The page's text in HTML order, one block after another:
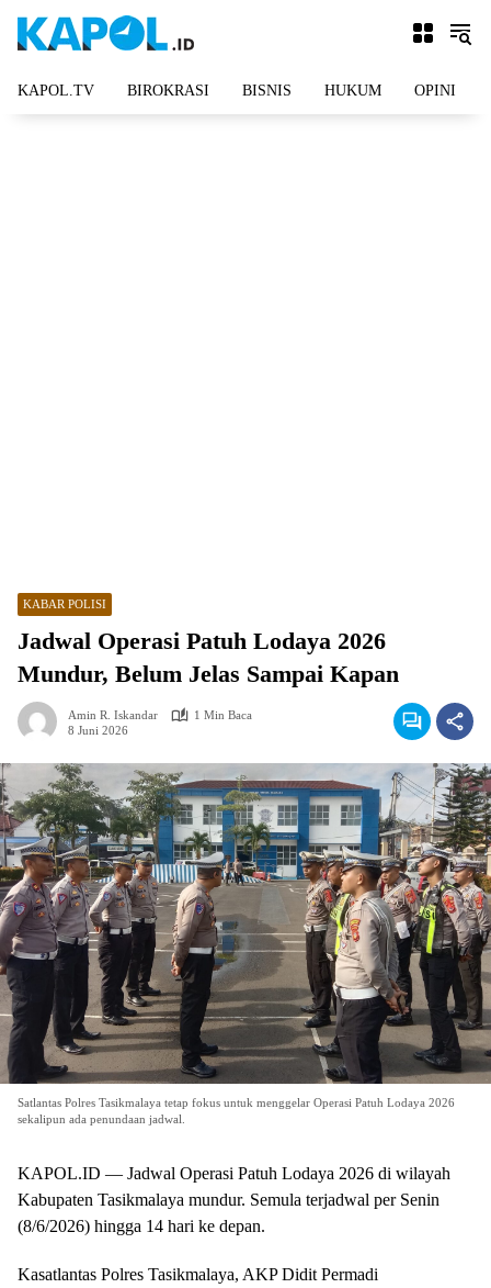
KAPOL.TV BIROKRASI BISNIS HUKUM OPINI
KABAR POLISI
Jadwal Operasi Patuh Lodaya 2026
Mundur, Belum Jelas Sampai Kapan
Amin R. Iskandar
1 Min Baca
8 Juni 2026
Satlantas Polres Tasikmalaya tetap fokus untuk menggelar Operasi Patuh Lodaya 2026
sekalipun ada penundaan jadwal.
KAPOL.ID — Jadwal Operasi Patuh Lodaya 2026 di wilayah
Kabupaten Tasikmalaya mundur. Semula terjadwal per Senin
(8/6/2026) hingga 14 hari ke depan.
Kasatlantas Polres Tasikmalaya, AKP Didit Permadi